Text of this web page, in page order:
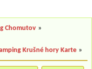
Chomutov »
Krušné hory Karte »